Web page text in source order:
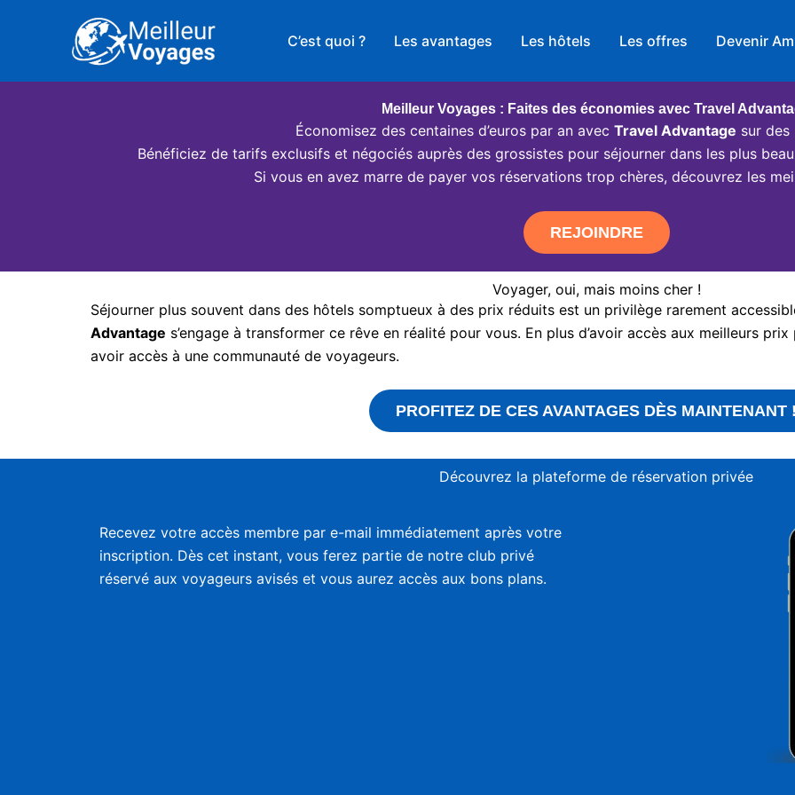
C’est quoi ? Les avantages Les hôtels Les offres Devenir
Meilleur Voyages : Faites des économies avec Travel
Économisez des centaines d’euros par an avec Travel Advantage sur des
Bénéficiez de tarifs exclusifs et négociés auprès des grossistes pour séjourner dans les plus
Si vous en avez marre de payer vos réservations trop chères, découvrez les
REJOINDRE
Voyager, oui, mais moins cher !
Séjourner plus souvent dans des hôtels somptueux à des prix réduits est un privilège rarement
Advantage s’engage à transformer ce rêve en réalité pour vous. En plus d’avoir accès aux meilleurs
avoir accès à une communauté de voyageurs.
PROFITEZ DE CES AVANTAGES DÈS MAINTENANT
Découvrez la plateforme de réservation privée
Recevez votre accès membre par e-mail immédiatement après votre
inscription. Dès cet instant, vous ferez partie de notre club privé
réservé aux voyageurs avisés et vous aurez accès aux bons plans.